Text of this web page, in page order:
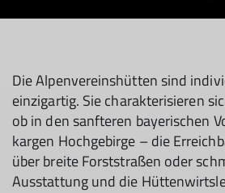
Die Alpenvereinshütten sind
einzigartig. Sie charakterisieren
ob in den sanfteren bayerischen
kargen Hochgebirge – die
über breite Forststraßen oder
Ausstattung und die